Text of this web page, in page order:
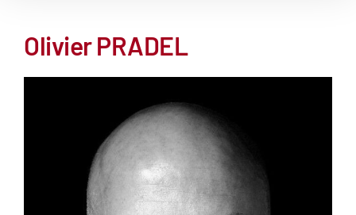
Olivier PRADEL